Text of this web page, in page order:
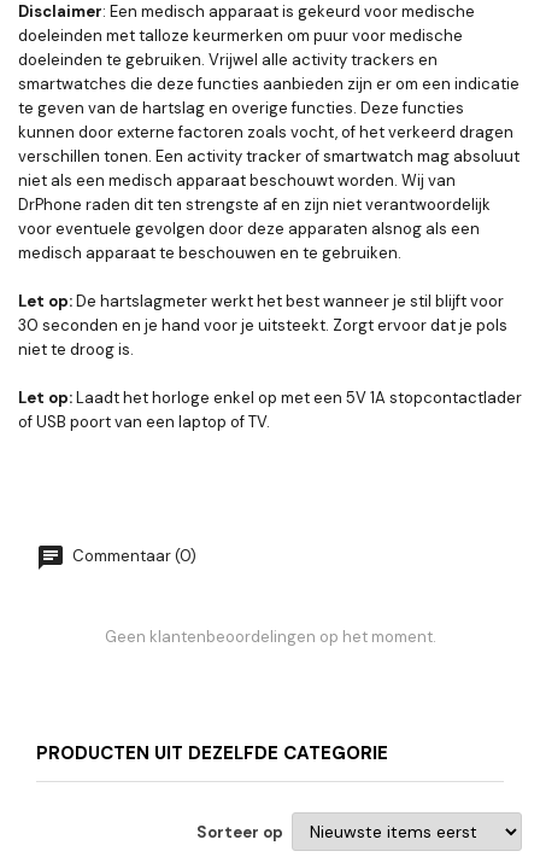
Disclaimer: Een medisch apparaat is gekeurd voor medische
doeleinden met talloze keurmerken om puur voor medische
doeleinden te gebruiken. Vrijwel alle activity trackers en
smartwatches die deze functies aanbieden zijn er om een indicatie
te geven van de hartslag en overige functies. Deze functies
kunnen door externe factoren zoals vocht, of het verkeerd dragen
verschillen tonen. Een activity tracker of smartwatch mag absoluut
niet als een medisch apparaat beschouwt worden. Wij van
DrPhone raden dit ten strengste af en zijn niet verantwoordelijk
voor eventuele gevolgen door deze apparaten alsnog als een
medisch apparaat te beschouwen en te gebruiken.
Let op:De hartslagmeter werkt het best wanneer je stil blijft voor
30 seconden en je hand voor je uitsteekt. Zorgt ervoor dat je pols
niet te droog is.
Let op:Laadt het horloge enkel op met een 5V 1A stopcontactlader
of USB poort van een laptop of TV.
Commentaar (0)
Geen klantenbeoordelingen op het moment.
PRODUCTEN UIT DEZELFDE CATEGORIE
Sorteer op